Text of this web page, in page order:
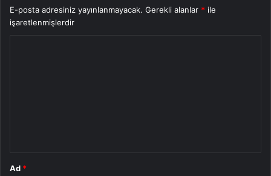
E-posta adresiniz yayınlanmayacak. Gerekli alanlar * ile
işaretlenmişlerdir
Ad *